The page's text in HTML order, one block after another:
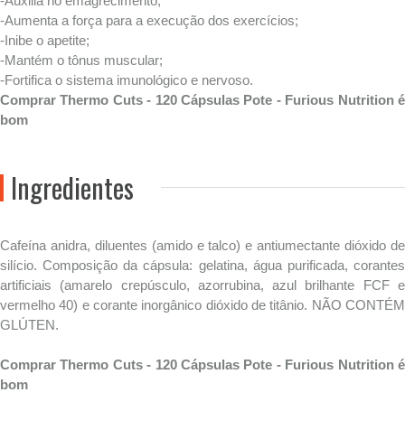
-Aumenta a força para a execução dos exercícios;
-Inibe o apetite;
-Mantém o tônus muscular;
-Fortifica o sistema imunológico e nervoso.
Comprar Thermo Cuts - 120 Cápsulas Pote - Furious Nutrition é
bom
Ingredientes
Cafeína anidra, diluentes (amido e talco) e antiumectante dióxido de
silício. Composição da cápsula: gelatina, água purificada, corantes
artificiais (amarelo crepúsculo, azorrubina, azul brilhante FCF e
vermelho 40) e corante inorgânico dióxido de titânio. NÃO CONTÉM
GLÚTEN.
Comprar Thermo Cuts - 120 Cápsulas Pote - Furious Nutrition é
bom